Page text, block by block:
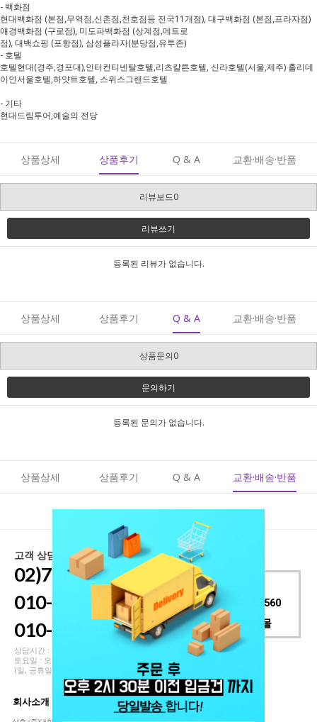
- 백화점
현대백화점 (본점,무역점,신촌점,천호점등 전국11개점), 대구백화점 (본점,프라자점)
애경백화점 (구로점), 미도파백화점 (상계점,메트로
점), 대백쇼핑 (포항점), 삼성플라자(분당점,유투존)
- 호텔
호텔현대(경주,경포대),인터컨티넨탈호텔,리츠칼튼호텔, 신라호텔(서울,제주) 홀리데
이인서울호텔,하얏트호텔, 스위스그랜드호텔
- 기타
현대드림투어,예술의 전당
상품상세 상품후기 Q & A 교환·배송·반품
리뷰보드0
리뷰쓰기
등록된 리뷰가 없습니다.
상품상세 상품후기 Q & A 교환·배송·반품
상품문의0
문의하기
등록된 문의가 없습니다.
상품상세 상품후기 Q & A 교환·배송·반품
고객 상담 센터
02)776-1148~9
010-8998-0915
010-3888-8776
상담시간 : 오전 10:00 ~ 오후 7:00
토요일 : 오전 11:00 - 오후 4:00
(일, 공휴일 휴무)
001501-04-052560
(주)대한디씨몰
회사소개 개인정보취급방침